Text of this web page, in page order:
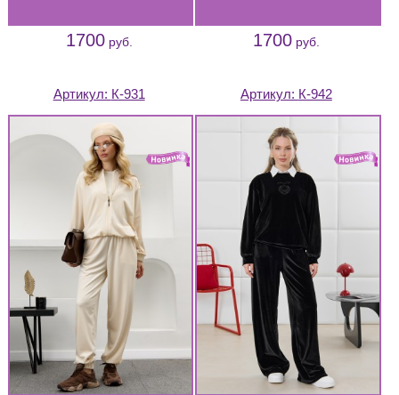
1700руб. 1700руб.
Артикул: К-931 Артикул: К-942